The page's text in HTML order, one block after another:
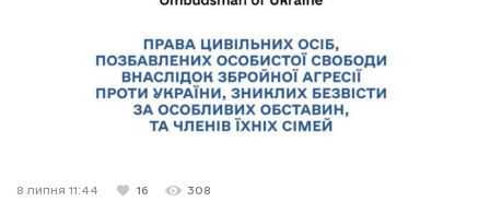
8 липня 11:44 16 308